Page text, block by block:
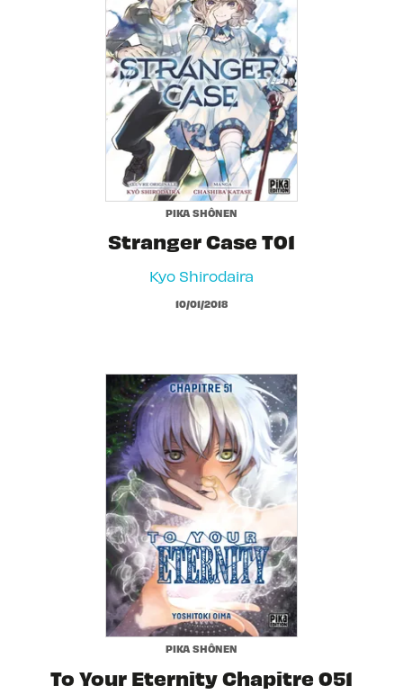
PIKA SHÔNEN
Stranger Case T01
Kyo Shirodaira
10/01/2018
PIKA SHÔNEN
To Your Eternity Chapitre 051